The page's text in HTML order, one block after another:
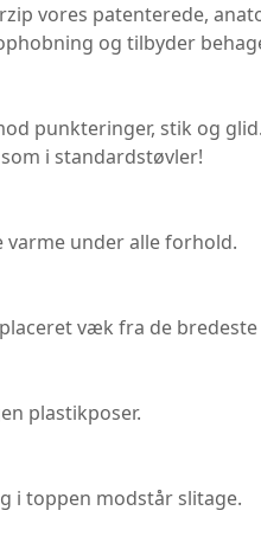
vores patenterede,
og tilbyder
punkteringer, stik og
i standardstøvler!
under alle forhold.
væk fra de
plastikposer.
i toppen modstår slitage.